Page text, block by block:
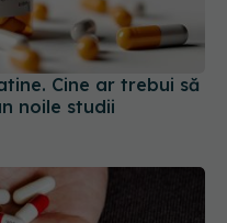
Cine ar trebui să
noile studii